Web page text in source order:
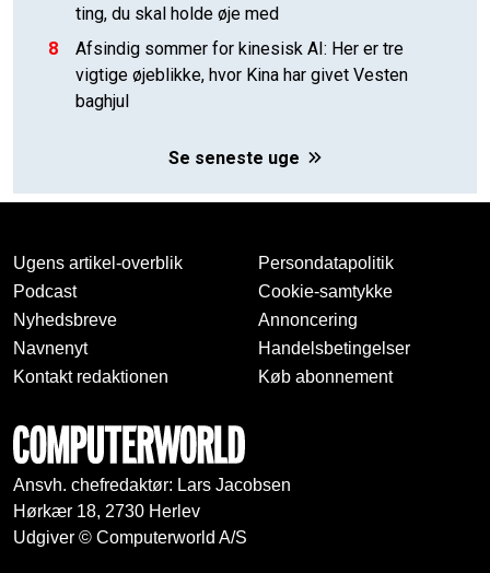
ting, du skal holde øje med
8
Afsindig sommer for kinesisk AI: Her er tre
vigtige øjeblikke, hvor Kina har givet Vesten
baghjul
Se seneste uge
Ugens artikel-overblik
Podcast
Nyhedsbreve
Navnenyt
Kontakt redaktionen
Persondatapolitik
Cookie-samtykke
Annoncering
Handelsbetingelser
Køb abonnement
Ansvh. chefredaktør: Lars Jacobsen
Hørkær 18, 2730 Herlev
Udgiver © Computerworld A/S